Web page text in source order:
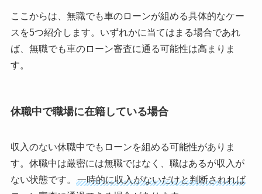
ここからは、無職でも車のローンが組める具体的なケー
スを5つ紹介します。いずれかに当てはまる場合であれ
ば、無職でも車のローン審査に通る可能性は高まりま
す。
休職中で職場に在籍している場合
収入のない休職中でもローンを組める可能性がありま
す。休職中は厳密には無職ではなく、職はあるが収入が
ない状態です。
一時的に収入がないだけと判断されれば